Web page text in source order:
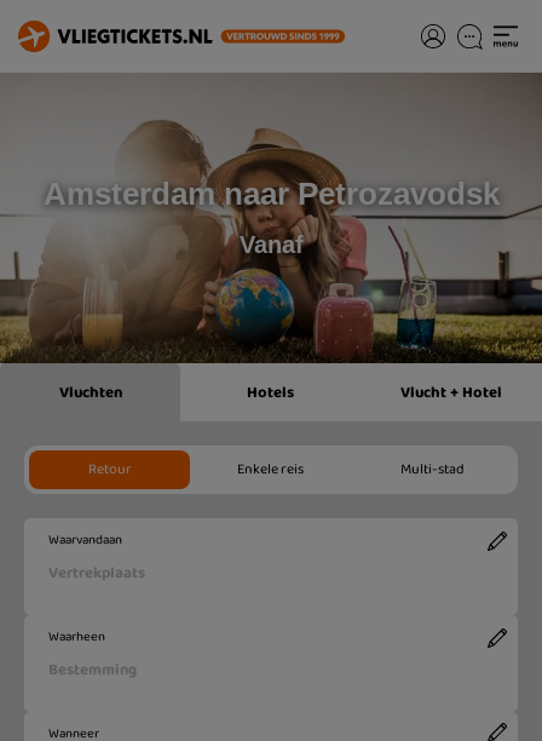
Amsterdam naar Petrozavodsk
Vanaf